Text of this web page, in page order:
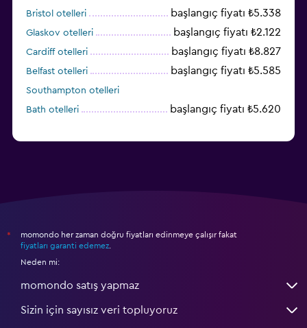
Bristol otelleri başlangıç fiyatı ₺5.338
Glaskov otelleri başlangıç fiyatı ₺2.122
Cardiff otelleri başlangıç fiyatı ₺8.827
Belfast otelleri başlangıç fiyatı ₺5.585
Southampton otelleri
Bath otelleri
başlangıç fiyatı ₺5.620
*
momondo her zaman doğru fiyatları edinmeye çalışır fakat
fiyatları garanti edemez
Neden mi:
momondo satış yapmaz
Sizin için sayısız veri topluyoruz